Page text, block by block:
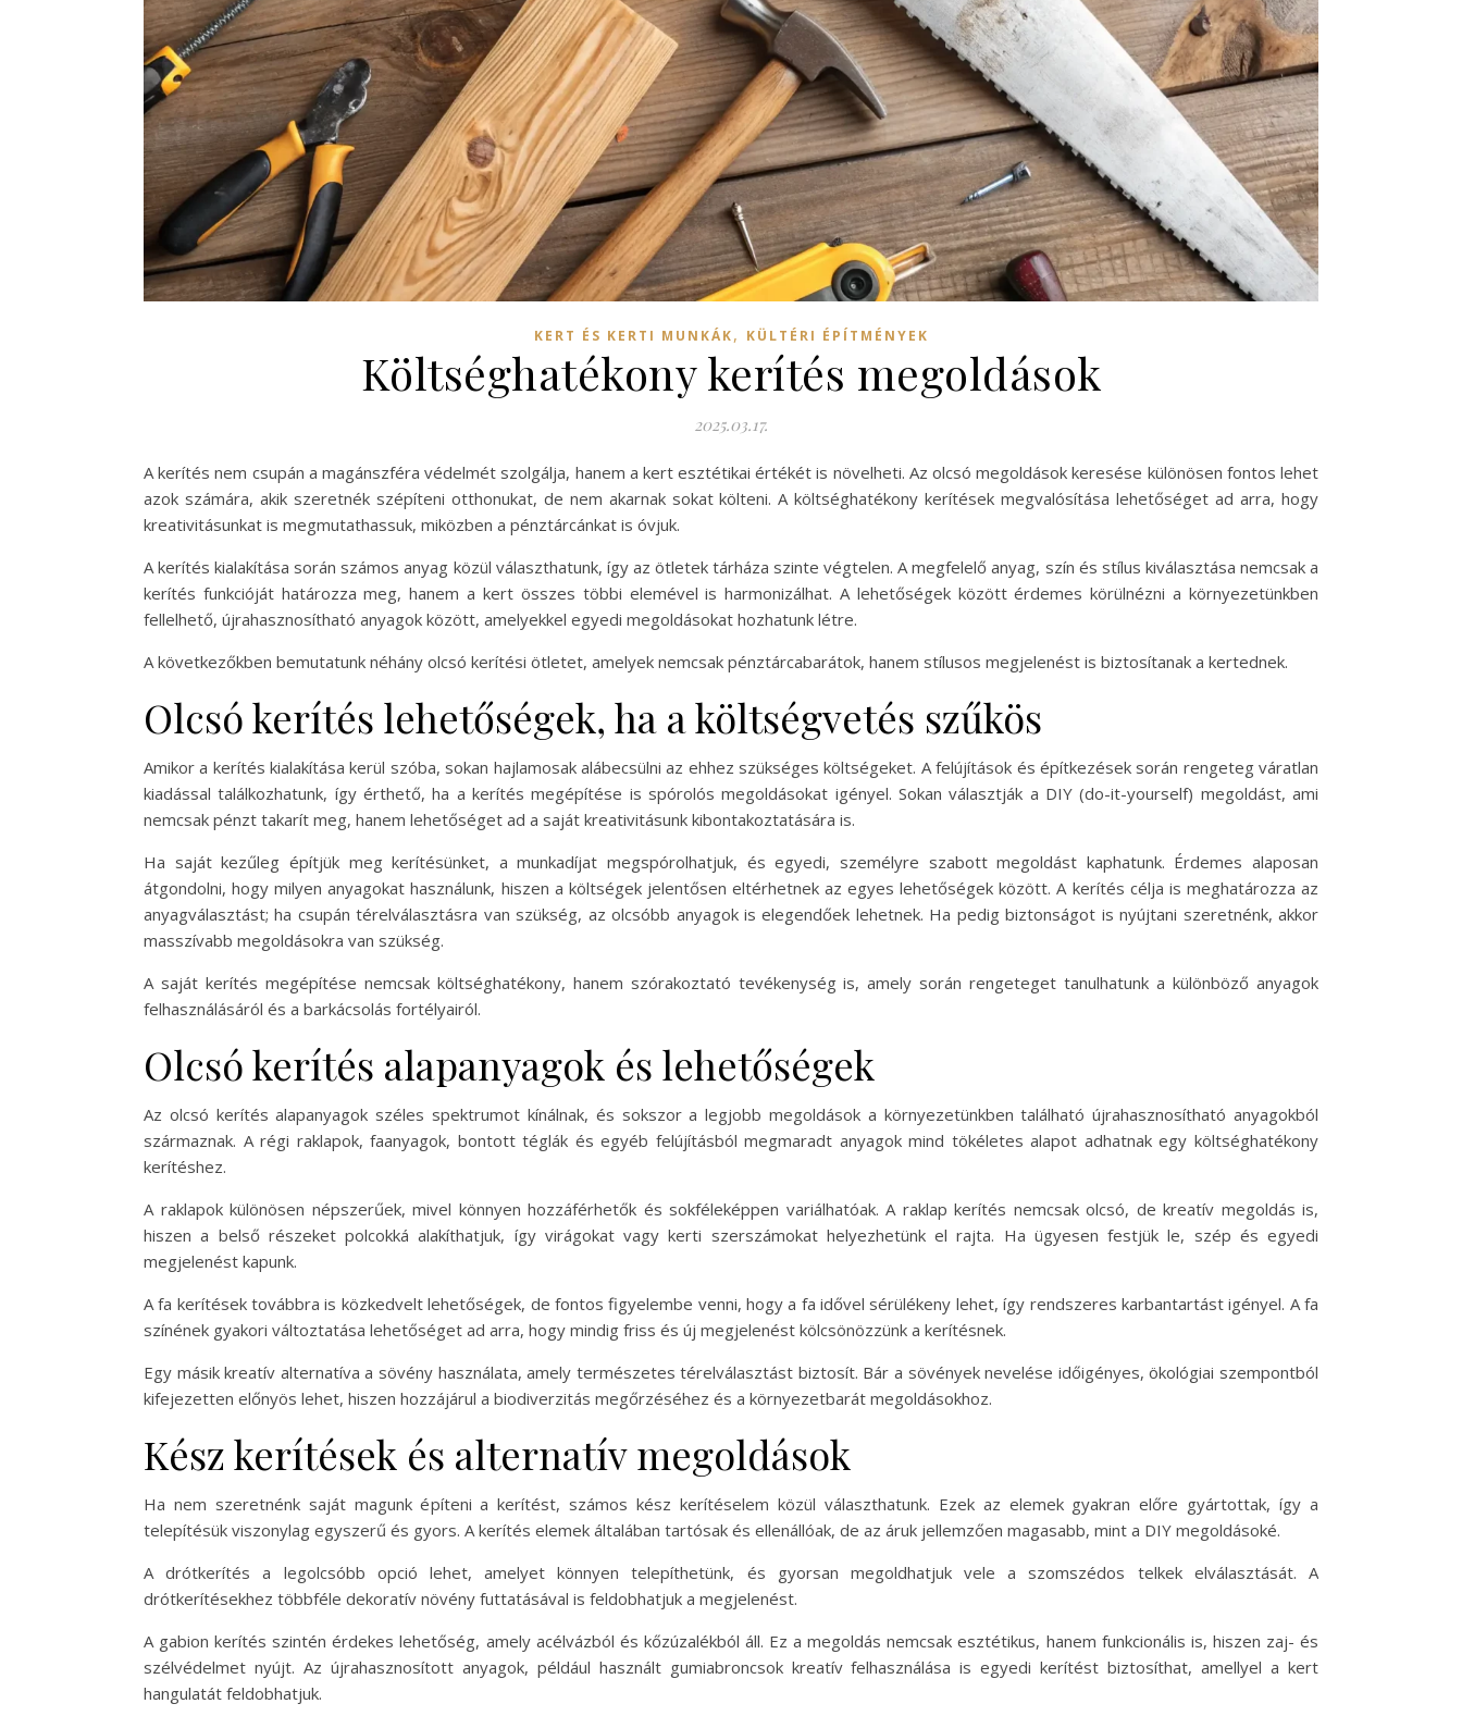
KERT ÉS KERTI MUNKÁK, KÜLTÉRI ÉPÍTMÉNYEK
Költséghatékony kerítés megoldások
2025.03.17.
A kerítés nem csupán a magánszféra védelmét szolgálja, hanem a kert esztétikai értékét is növelheti. Az olcsó megoldások keresése különösen fontos lehet
azok számára, akik szeretnék szépíteni otthonukat, de nem akarnak sokat költeni. A költséghatékony kerítések megvalósítása lehetőséget ad arra, hogy
kreativitásunkat is megmutathassuk, miközben a pénztárcánkat is óvjuk.
A kerítés kialakítása során számos anyag közül választhatunk, így az ötletek tárháza szinte végtelen. A megfelelő anyag, szín és stílus kiválasztása nemcsak a
kerítés funkcióját határozza meg, hanem a kert összes többi elemével is harmonizálhat. A lehetőségek között érdemes körülnézni a környezetünkben
fellelhető, újrahasznosítható anyagok között, amelyekkel egyedi megoldásokat hozhatunk létre.
A következőkben bemutatunk néhány olcsó kerítési ötletet, amelyek nemcsak pénztárcabarátok, hanem stílusos megjelenést is biztosítanak a kertednek.
Olcsó kerítés lehetőségek, ha a költségvetés szűkös
Amikor a kerítés kialakítása kerül szóba, sokan hajlamosak alábecsülni az ehhez szükséges költségeket. A felújítások és építkezések során rengeteg váratlan
kiadással találkozhatunk, így érthető, ha a kerítés megépítése is spórolós megoldásokat igényel. Sokan választják a DIY (do-it-yourself) megoldást, ami
nemcsak pénzt takarít meg, hanem lehetőséget ad a saját kreativitásunk kibontakoztatására is.
Ha saját kezűleg építjük meg kerítésünket, a munkadíjat megspórolhatjuk, és egyedi, személyre szabott megoldást kaphatunk. Érdemes alaposan
átgondolni, hogy milyen anyagokat használunk, hiszen a költségek jelentősen eltérhetnek az egyes lehetőségek között. A kerítés célja is meghatározza az
anyagválasztást; ha csupán térelválasztásra van szükség, az olcsóbb anyagok is elegendőek lehetnek. Ha pedig biztonságot is nyújtani szeretnénk, akkor
masszívabb megoldásokra van szükség.
A saját kerítés megépítése nemcsak költséghatékony, hanem szórakoztató tevékenység is, amely során rengeteget tanulhatunk a különböző anyagok
felhasználásáról és a barkácsolás fortélyairól.
Olcsó kerítés alapanyagok és lehetőségek
Az olcsó kerítés alapanyagok széles spektrumot kínálnak, és sokszor a legjobb megoldások a környezetünkben található újrahasznosítható anyagokból
származnak. A régi raklapok, faanyagok, bontott téglák és egyéb felújításból megmaradt anyagok mind tökéletes alapot adhatnak egy költséghatékony
kerítéshez.
A raklapok különösen népszerűek, mivel könnyen hozzáférhetők és sokféleképpen variálhatóak. A raklap kerítés nemcsak olcsó, de kreatív megoldás is,
hiszen a belső részeket polcokká alakíthatjuk, így virágokat vagy kerti szerszámokat helyezhetünk el rajta. Ha ügyesen festjük le, szép és egyedi
megjelenést kapunk.
A fa kerítések továbbra is közkedvelt lehetőségek, de fontos figyelembe venni, hogy a fa idővel sérülékeny lehet, így rendszeres karbantartást igényel. A fa
színének gyakori változtatása lehetőséget ad arra, hogy mindig friss és új megjelenést kölcsönözzünk a kerítésnek.
Egy másik kreatív alternatíva a sövény használata, amely természetes térelválasztást biztosít. Bár a sövények nevelése időigényes, ökológiai szempontból
kifejezetten előnyös lehet, hiszen hozzájárul a biodiverzitás megőrzéséhez és a környezetbarát megoldásokhoz.
Kész kerítések és alternatív megoldások
Ha nem szeretnénk saját magunk építeni a kerítést, számos kész kerítéselem közül választhatunk. Ezek az elemek gyakran előre gyártottak, így a
telepítésük viszonylag egyszerű és gyors. A kerítés elemek általában tartósak és ellenállóak, de az áruk jellemzően magasabb, mint a DIY megoldásoké.
A drótkerítés a legolcsóbb opció lehet, amelyet könnyen telepíthetünk, és gyorsan megoldhatjuk vele a szomszédos telkek elválasztását. A
drótkerítésekhez többféle dekoratív növény futtatásával is feldobhatjuk a megjelenést.
A gabion kerítés szintén érdekes lehetőség, amely acélvázból és kőzúzalékból áll. Ez a megoldás nemcsak esztétikus, hanem funkcionális is, hiszen zaj- és
szélvédelmet nyújt. Az újrahasznosított anyagok, például használt gumiabroncsok kreatív felhasználása is egyedi kerítést biztosíthat, amellyel a kert
hangulatát feldobhatjuk.